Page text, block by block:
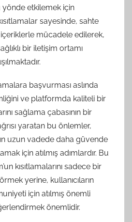
etkilemek için
sayesinde, sahte
mücadele edilerek,
bir iletişim ortamı
başvurması aslında
ve platformda kaliteli bir
sağlama çabasının bir
yaratan bu önlemler,
uzun vadede daha güvende
için atılmış adımlardır. Bu
kısıtlamalarını sadece bir
yerine, kullanıcıların
için atılmış önemli
önemlidir.